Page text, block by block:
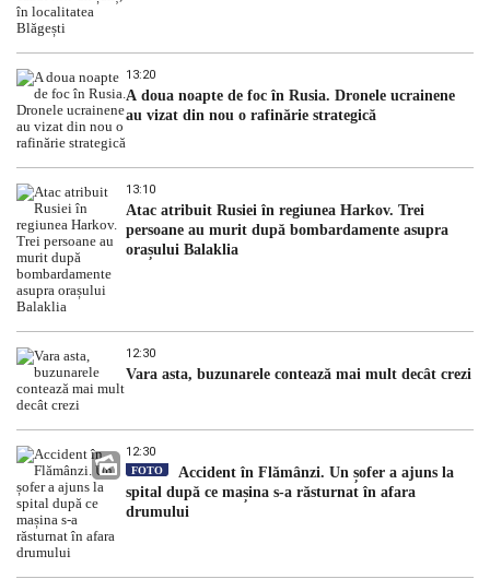
13:20
A doua noapte de foc în Rusia. Dronele ucrainene
au vizat din nou o rafinărie strategică
13:10
Atac atribuit Rusiei în regiunea Harkov. Trei
persoane au murit după bombardamente asupra
orașului Balaklia
12:30
Vara asta, buzunarele contează mai mult decât crezi
12:30
FOTO
Accident în Flămânzi. Un șofer a ajuns la
spital după ce mașina s-a răsturnat în afara
drumului